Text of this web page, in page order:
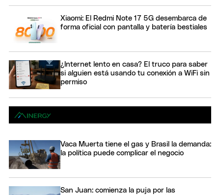
Xiaomi: El Redmi Note 17 5G desembarca de
forma oficial con pantalla y batería bestiales
¿Internet lento en casa? El truco para saber
si alguien está usando tu conexión a WiFi sin
permiso
Vaca Muerta tiene el gas y Brasil la demanda:
la política puede complicar el negocio
San Juan: comienza la puja por las